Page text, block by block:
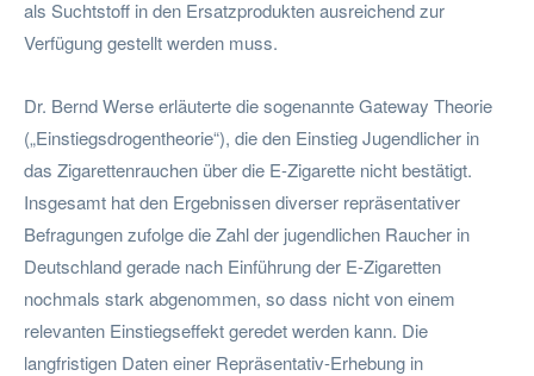
als Suchtstoff in den Ersatzprodukten ausreichend zur
Verfügung gestellt werden muss.
Dr. Bernd Werse erläuterte die sogenannte Gateway Theorie
(„Einstiegsdrogentheorie“), die den Einstieg Jugendlicher in
das Zigarettenrauchen über die E-Zigarette nicht bestätigt.
Insgesamt hat den Ergebnissen diverser repräsentativer
Befragungen zufolge die Zahl der jugendlichen Raucher in
Deutschland gerade nach Einführung der E-Zigaretten
nochmals stark abgenommen, so dass nicht von einem
relevanten Einstiegseffekt geredet werden kann. Die
langfristigen Daten einer Repräsentativ-Erhebung in